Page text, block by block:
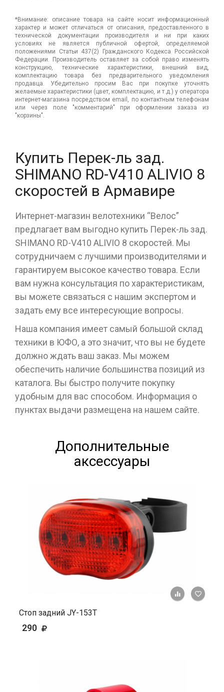
*Внимание: описание товара на сайте носит информационный
характер и может отличаться от описания, предоставленного в
технической документации производителя и ни при каких
условиях не является публичной офертой, определяемой
положениями Статьи 437(2) Гражданского Кодекса Российской
Федерации. Производитель оставляет за собой право изменять
конструкцию, технические характеристики, внешний вид,
комплектацию товара без предварительного уведомления
продавца. Убедительно просим Вас при покупке уточнять
желаемые характеристики (цвет, комплектацию, и т.д.) у оператора
интернет-магазина посредством email, по контактным телефонам
или через поле "комментарий" при оформлении заказа из
"корзины".
Купить Перек-ль зад.
SHIMANO RD-V410 ALIVIO 8
скоростей в Армавире
Интернет-магазин велотехники “Велос”
предлагает вам выгодно купить Перек-ль зад.
SHIMANO RD-V410 ALIVIO 8 скоростей. Мы
сотрудничаем с лучшими производителями и
гарантируем высокое качество товара. Если
вам нужна консультация по характеристикам,
вы можете связаться с нашим экспертом и
задать ему все интересующие вопросы.
Наша компания имеет самый большой склад
техники в ЮФО, а это значит, что вы не будете
должно ждать ваш заказ. Мы можем
обеспечить наличие большинства позиций из
каталога. Вы быстро получите покупку
удобным для вас способом. Информация о
пунктах выдачи размещена на нашем сайте.
Дополнительные
аксессуары
+ К
Стоп задний JY-153T
290